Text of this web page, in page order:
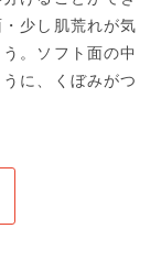
少し肌荒れが気
。ソフト面の中
に、くぼみがつ